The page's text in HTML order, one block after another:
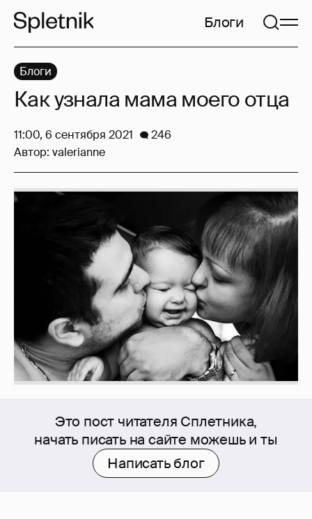
Блоги
Это пост читателя Сплетника,
начать писать на сайте можешь и ты
Написать блог
Блоги
Как узнала мама моего отца
11:00, 6 сентября 2021
246
Автор: valerianne